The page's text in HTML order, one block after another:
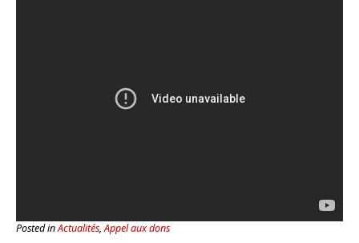
Posted inActualités,Appel aux dons